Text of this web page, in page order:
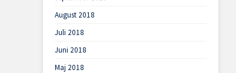
August 2018
Juli 2018
Juni 2018
Maj 2018